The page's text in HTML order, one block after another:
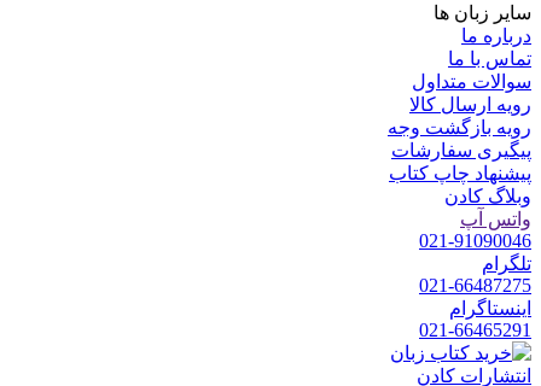
سایر زبان ها
درباره ما
تماس با ما
سوالات متداول
رویه ارسال کالا
رویه بازگشت وجه
پیگیری سفارشات
پیشنهاد چاپ کتاب
وبلاگ کادن
واتس آپ
021-91090046
تلگرام
021-66487275
اینستاگرام
021-66465291